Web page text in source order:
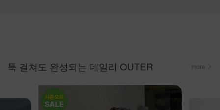
툭 걸쳐도 완성되는 데일리 OUTER more